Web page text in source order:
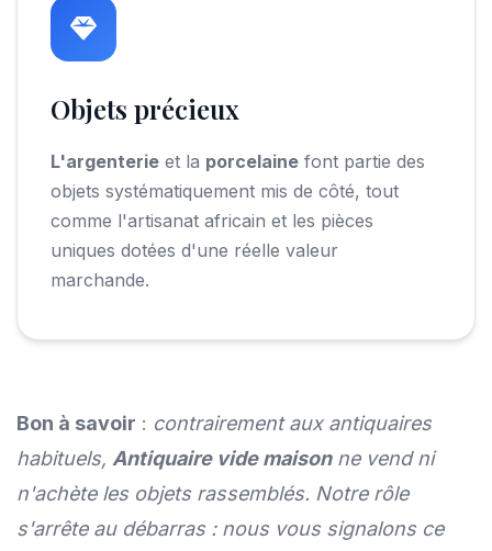
Objets précieux
L'argenterie et la porcelaine font partie des
objets systématiquement mis de côté, tout
comme l'artisanat africain et les pièces
uniques dotées d'une réelle valeur
marchande.
Bon à savoir : contrairement aux antiquaires
habituels, Antiquaire vide maison ne vend ni
n'achète les objets rassemblés. Notre rôle
s'arrête au débarras : nous vous signalons ce